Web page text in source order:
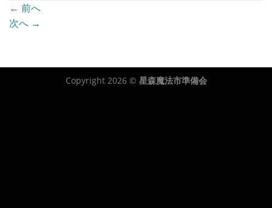
← 前へ
次へ →
Copyright 2026 © 星森魔法市準備会